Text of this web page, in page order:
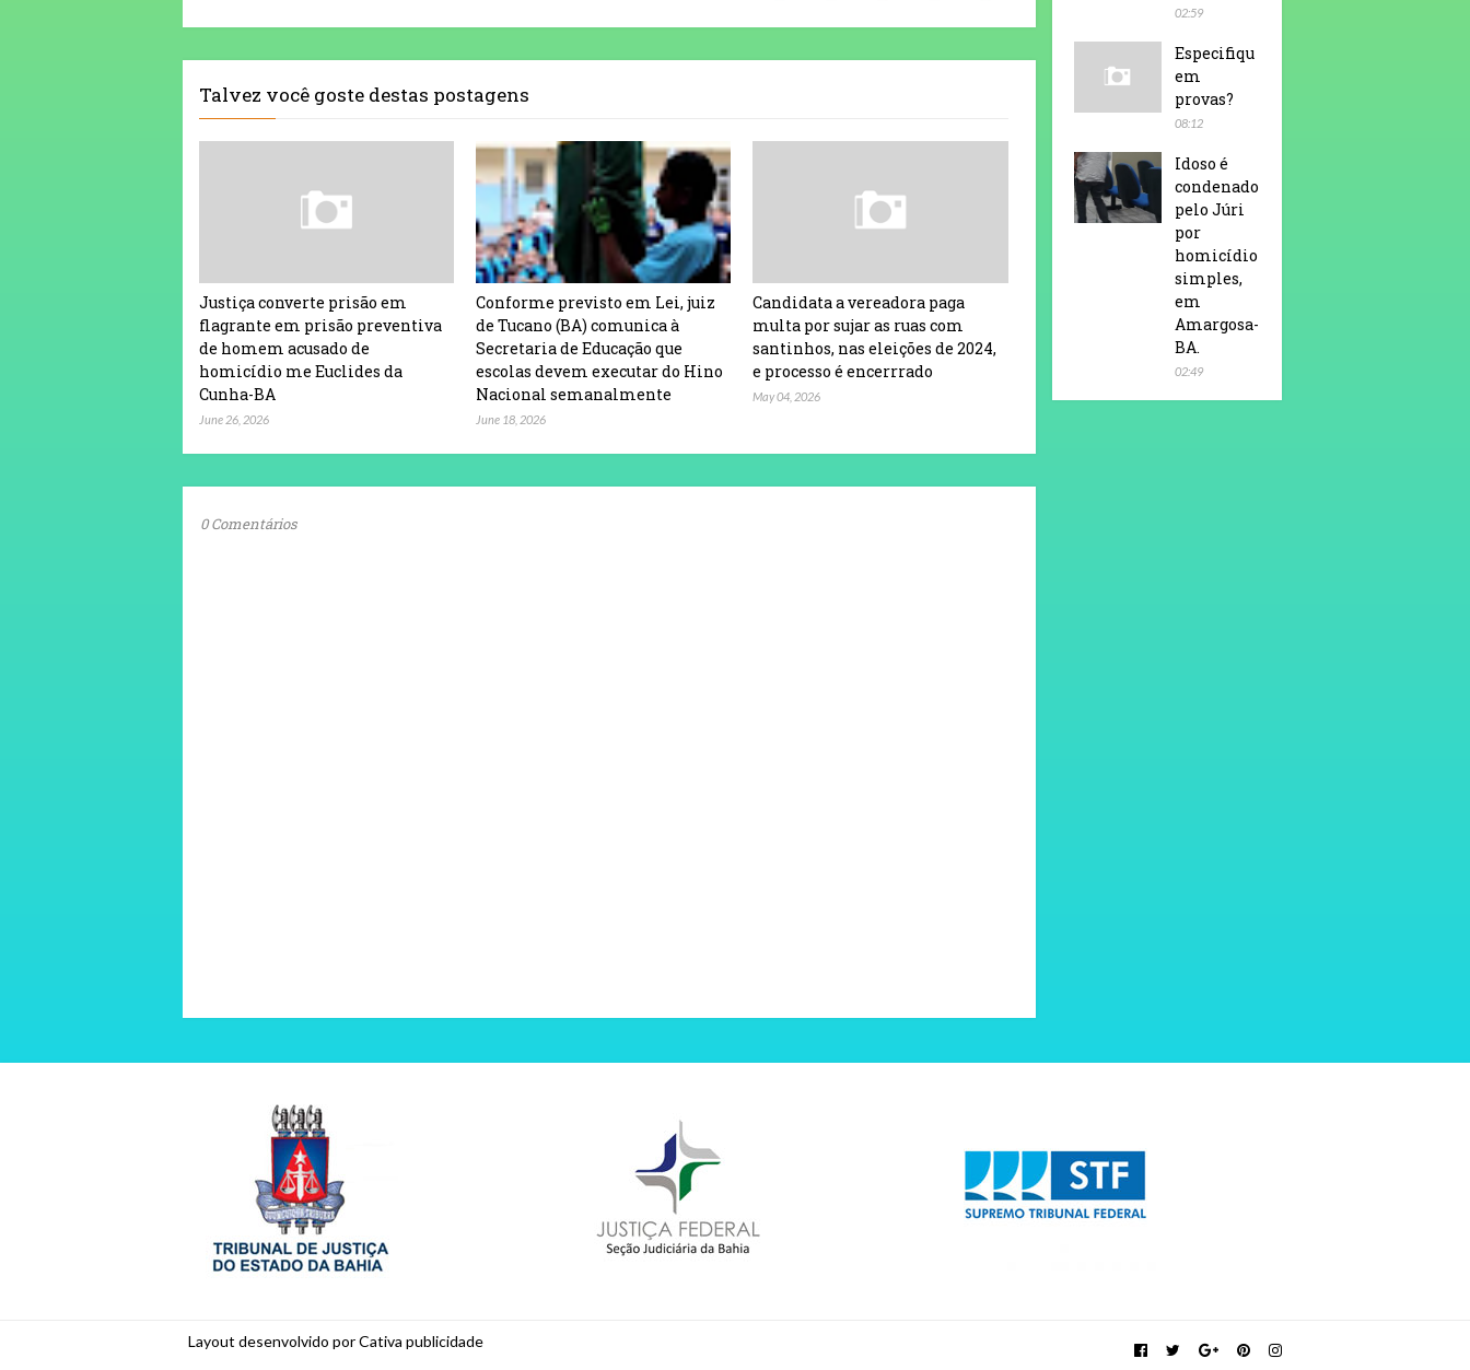
Talvez você goste destas postagens
Justiça converte prisão em
flagrante em prisão preventiva
de homem acusado de
homicídio me Euclides da
Cunha-BA
June 26, 2026
Conforme previsto em Lei, juiz
de Tucano (BA) comunica à
Secretaria de Educação que
escolas devem executar do Hino
Nacional semanalmente
June 18, 2026
Candidata a vereadora paga
multa por sujar as ruas com
santinhos, nas eleições de 2024,
e processo é encerrrado
May 04, 2026
0 Comentários
02:59
Especifiqu
em
provas?
08:12
Idoso é
condenado
pelo Júri
por
homicídio
simples,
em
Amargosa-
BA.
02:49
Layout desenvolvido por Cativa publicidade